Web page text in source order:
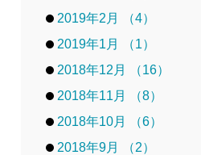
2019年2月 （4）
2019年1月 （1）
2018年12月 （16）
2018年11月 （8）
2018年10月 （6）
2018年9月 （2）